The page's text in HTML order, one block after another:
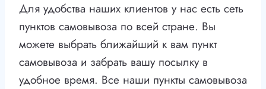
Для удобства наших клиентов у нас есть сеть
пунктов самовывоза по всей стране. Вы
можете выбрать ближайший к вам пункт
самовывоза и забрать вашу посылку в
удобное время. Все наши пункты самовывоза